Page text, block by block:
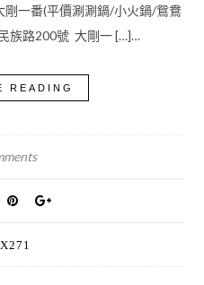
一番(平價涮涮鍋/小火鍋/鴛鴦
族路200號 大剛一 […]…
READING